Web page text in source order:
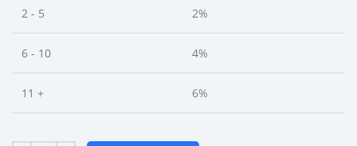
2 - 5 2%
6 - 10 4%
11 + 6%